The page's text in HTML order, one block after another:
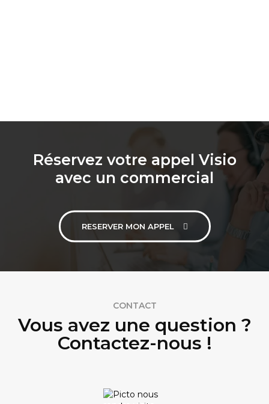
Réservez votre appel Visio
avec un commercial
RESERVER MON APPEL
CONTACT
Vous avez une question ?
Contactez-nous !